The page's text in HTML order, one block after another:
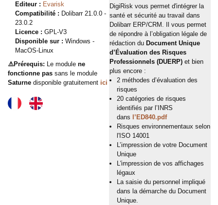
Editeur : Evarisk
Compatibilité : Dolibarr 21.0.0 -
23.0.2
Licence : GPL-V3
Disponible sur : Windows -
MacOS-Linux
⚠️Prérequis: Le module ne
fonctionne pas sans le module
Saturne disponible gratuitement ici
DigiRisk vous permet d'intégrer la
santé et sécurité au travail dans
Dolibarr ERP/CRM. Il vous permet
de répondre à l’obligation légale de
rédaction du Document Unique
d’Évaluation des Risques
Professionnels (DUERP) et bien
plus encore :
2 méthodes d’évaluation des
risques
20 catégories de risques
identifiés par l’INRS
dans
l’ED840.pdf
Risques environnementaux selon
l'ISO 14001
L’impression de votre Document
Unique
L'impression de vos affichages
légaux
La saisie du personnel impliqué
dans la démarche du Document
Unique.